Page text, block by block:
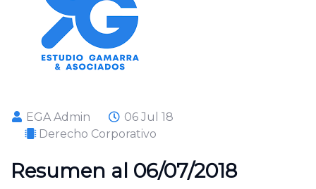
EGA Admin
06 Jul 18
Derecho Corporativo
Resumen al 06/07/2018